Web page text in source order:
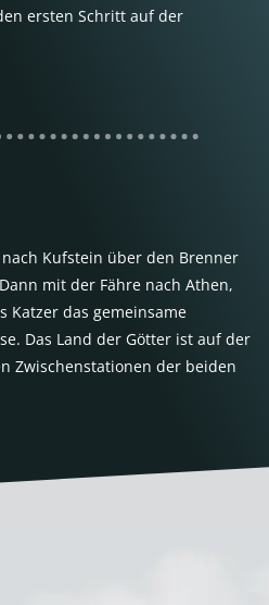
ersten Schritt auf der
Kufstein über den Brenner
mit der Fähre nach Athen,
Katzer das gemeinsame
Das Land der Götter ist auf der
Zwischenstationen der beiden